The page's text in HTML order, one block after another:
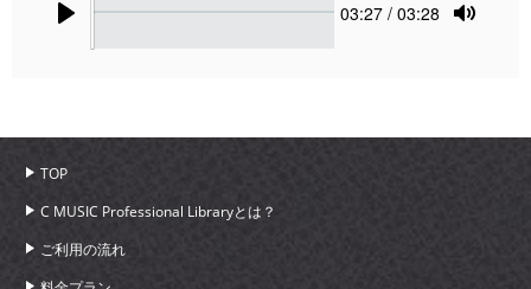
Current
03:27 / 03:28
TOP
C MUSIC Professional Libraryとは？
ご利用の流れ